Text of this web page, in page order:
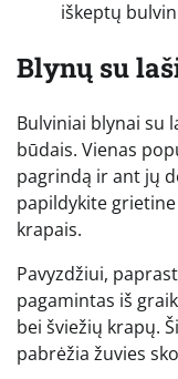
iškeptų
Blynų su
Bulviniai blynai su
būdais. Vienas
pagrindą ir ant jų
papildykite
krapais.
Pavyzdžiui,
pagamintas iš
bei šviežių krapų.
pabrėžia žuvies